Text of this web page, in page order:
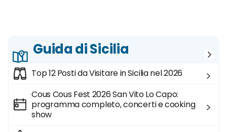
Guida di Sicilia
Top 12 Posti da Visitare in Sicilia nel 2026
Cous Cous Fest 2026 San Vito Lo Capo:
programma completo, concerti e cooking
show